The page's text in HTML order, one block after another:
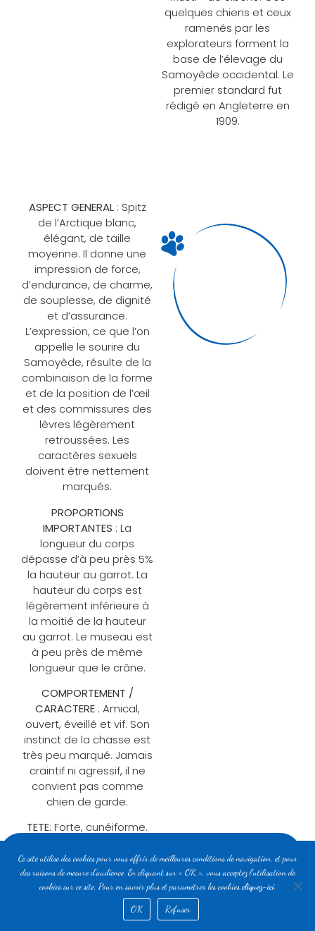
quelques chiens et ceux
ramenés par les
explorateurs forment la
base de l’élevage du
Samoyède occidental. Le
premier standard fut
rédigé en Angleterre en
1909.
ASPECT GENERAL: Spitz
de l’Arctique blanc,
élégant, de taille
moyenne. Il donne une
impression de force,
d’endurance, de charme,
de souplesse, de dignité
et d’assurance.
L’expression, ce que l’on
appelle le sourire du
Samoyède, résulte de la
combinaison de la forme
et de la position de l’œil
et des commissures des
lèvres légèrement
retroussées. Les
caractères sexuels
doivent être nettement
marqués.
PROPORTIONS
IMPORTANTES : La
longueur du corps
dépasse d’à peu près 5%
la hauteur au garrot. La
hauteur du corps est
légèrement inférieure à
la moitié de la hauteur
au garrot. Le museau est
à peu près de même
longueur que le crâne.
COMPORTEMENT /
CARACTERE: Amical,
ouvert, éveillé et vif. Son
instinct de la chasse est
très peu marqué. Jamais
craintif ni agressif, il ne
convient pas comme
chien de garde.
TETE:Forte, cunéiforme.
REGION CRANIENNE :
Crâne : Vu de face et de
profil, il n’est que
légèrement convexe. Il
Nos actualités
Ce site utilise des cookies pour vous offrir de meilleures conditions de navigation, et pour
des raisons de mesure d’audience. En cliquant sur « OK », vous acceptez l’utilisation de
cookies sur ce site. Pour en savoir plus et paramétrer les cookiescliquez-ici.
OK
Refuser